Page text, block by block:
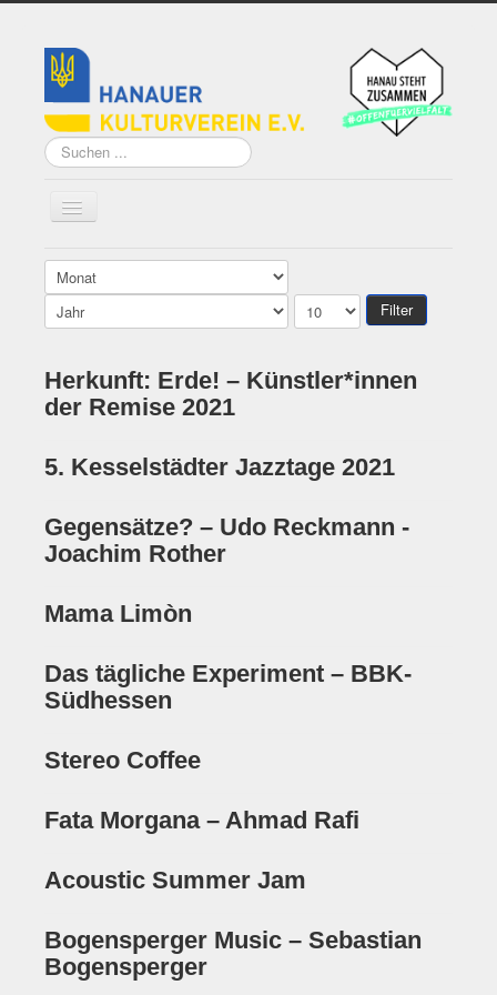
Suchen
...
Home
Über uns
Vorstand
Künstler*innen der
Historie
Impressum
Mitglieder-Info
Veranstaltungen
Jahresüberblick
Räumlichkeiten
Filter
Herkunft: Erde! – Künstler*innen
der Remise 2021
5. Kesselstädter Jazztage 2021
Gegensätze? – Udo Reckmann -
Joachim Rother
Mama Limòn
Das tägliche Experiment – BBK-
Südhessen
Stereo Coffee
Fata Morgana – Ahmad Rafi
Acoustic Summer Jam
Bogensperger Music – Sebastian
Bogensperger